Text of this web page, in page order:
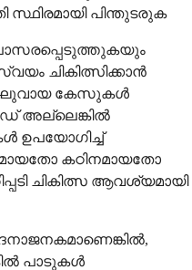
സ്ഥിരമായി പിന്തുടരുക
ചികിത്സിക്കാൻ
ലഘുവായ കേസുകൾ
അല്ലെങ്കിൽ
ഉപയോഗിച്ച്
കഠിനമായതോ
ചികിത്സ ആവശ്യമായി
പാടുകൾ